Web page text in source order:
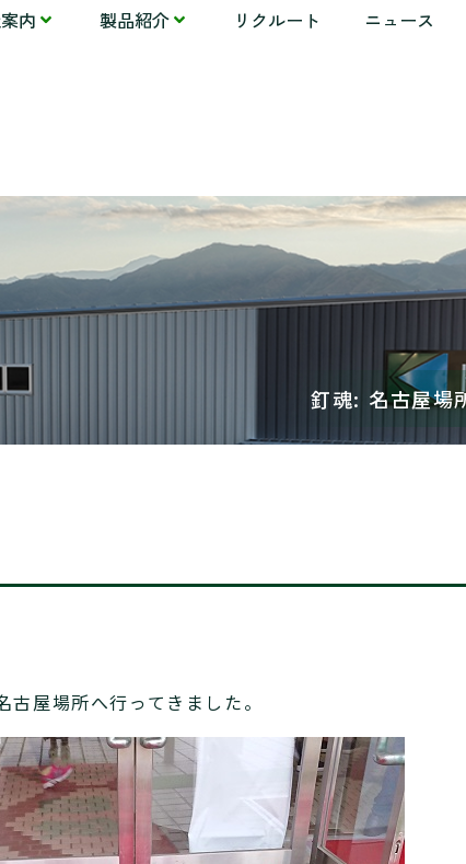
内 製品紹介 リクルート ニュース
釘魂: 名古屋場
屋場所へ行ってきました。